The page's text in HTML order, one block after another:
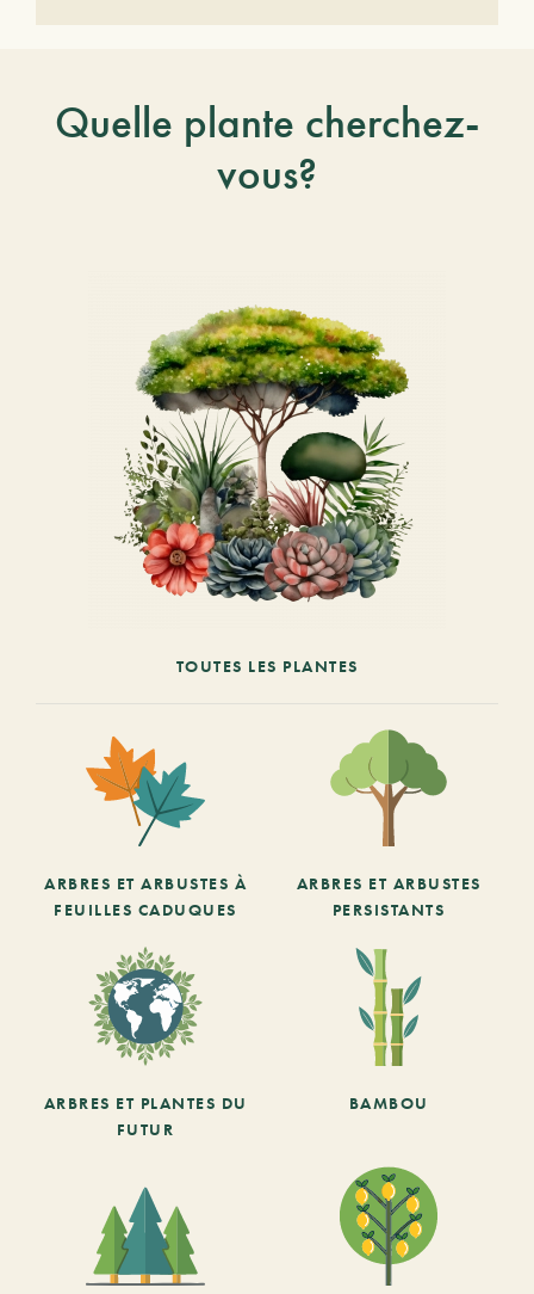
Quelle plante cherchez-
vous?
TOUTES LES PLANTES
ARBRES ET ARBUSTES À
FEUILLES CADUQUES
ARBRES ET ARBUSTES
PERSISTANTS
ARBRES ET PLANTES DU
FUTUR
BAMBOU